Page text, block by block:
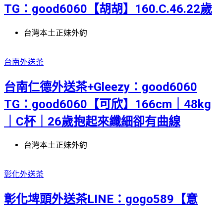
TG：good6060【胡胡】160.C.46.22歲
台灣本土正妹外約
台南外送茶
台南仁德外送茶+Gleezy：good6060
TG：good6060【可欣】166cm｜48kg
｜C杯｜26歲抱起來纖細卻有曲線
台灣本土正妹外約
彰化外送茶
彰化埤頭外送茶LINE：gogo589【意